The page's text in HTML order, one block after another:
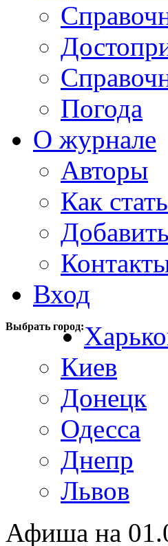
Погода
О журнале
Авторы
Как
Вход
Выбрать город:
Киев
Донецк
Одесса
Днепр
Львов
Афиша на